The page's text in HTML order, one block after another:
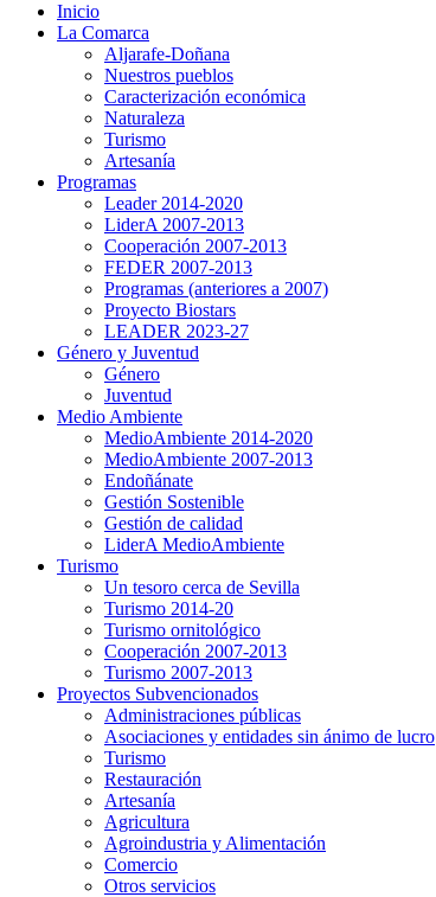
Inicio
La Comarca
Aljarafe-Doñana
Nuestros pueblos
Caracterización económica
Naturaleza
Turismo
Artesanía
Programas
Leader 2014-2020
LiderA 2007-2013
Cooperación 2007-2013
FEDER 2007-2013
Programas (anteriores a 2007)
Proyecto Biostars
LEADER 2023-27
Género y Juventud
Género
Juventud
Medio Ambiente
MedioAmbiente 2014-2020
MedioAmbiente 2007-2013
Endoñánate
Gestión Sostenible
Gestión de calidad
LiderA MedioAmbiente
Turismo
Un tesoro cerca de Sevilla
Turismo 2014-20
Turismo ornitológico
Cooperación 2007-2013
Turismo 2007-2013
Proyectos Subvencionados
Administraciones públicas
Asociaciones y entidades sin ánimo de lucro
Turismo
Restauración
Artesanía
Agricultura
Agroindustria y Alimentación
Comercio
Otros servicios